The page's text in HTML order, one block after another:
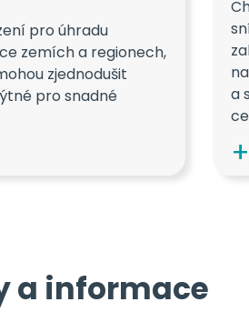
pro úhradu
zemích a regionech,
zjednodušit
pro snadné
a
a informace